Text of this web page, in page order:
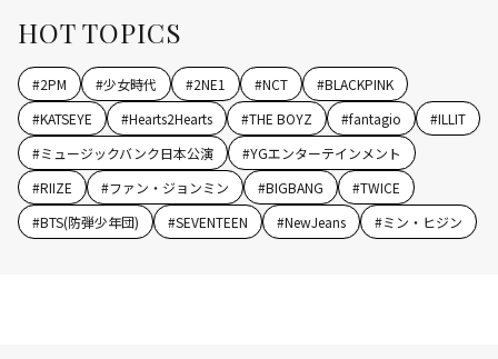
HOT TOPICS
#2PM #少女時代 #2NE1 #NCT #BLACKPINK
#KATSEYE #Hearts2Hearts #THE BOYZ #fantagio #ILLIT
#ミュージックバンク日本公演 #YGエンターテインメント
#RIIZE #ファン・ジョンミン #BIGBANG #TWICE
#BTS(防弾少年団) #SEVENTEEN #NewJeans #ミン・ヒジン